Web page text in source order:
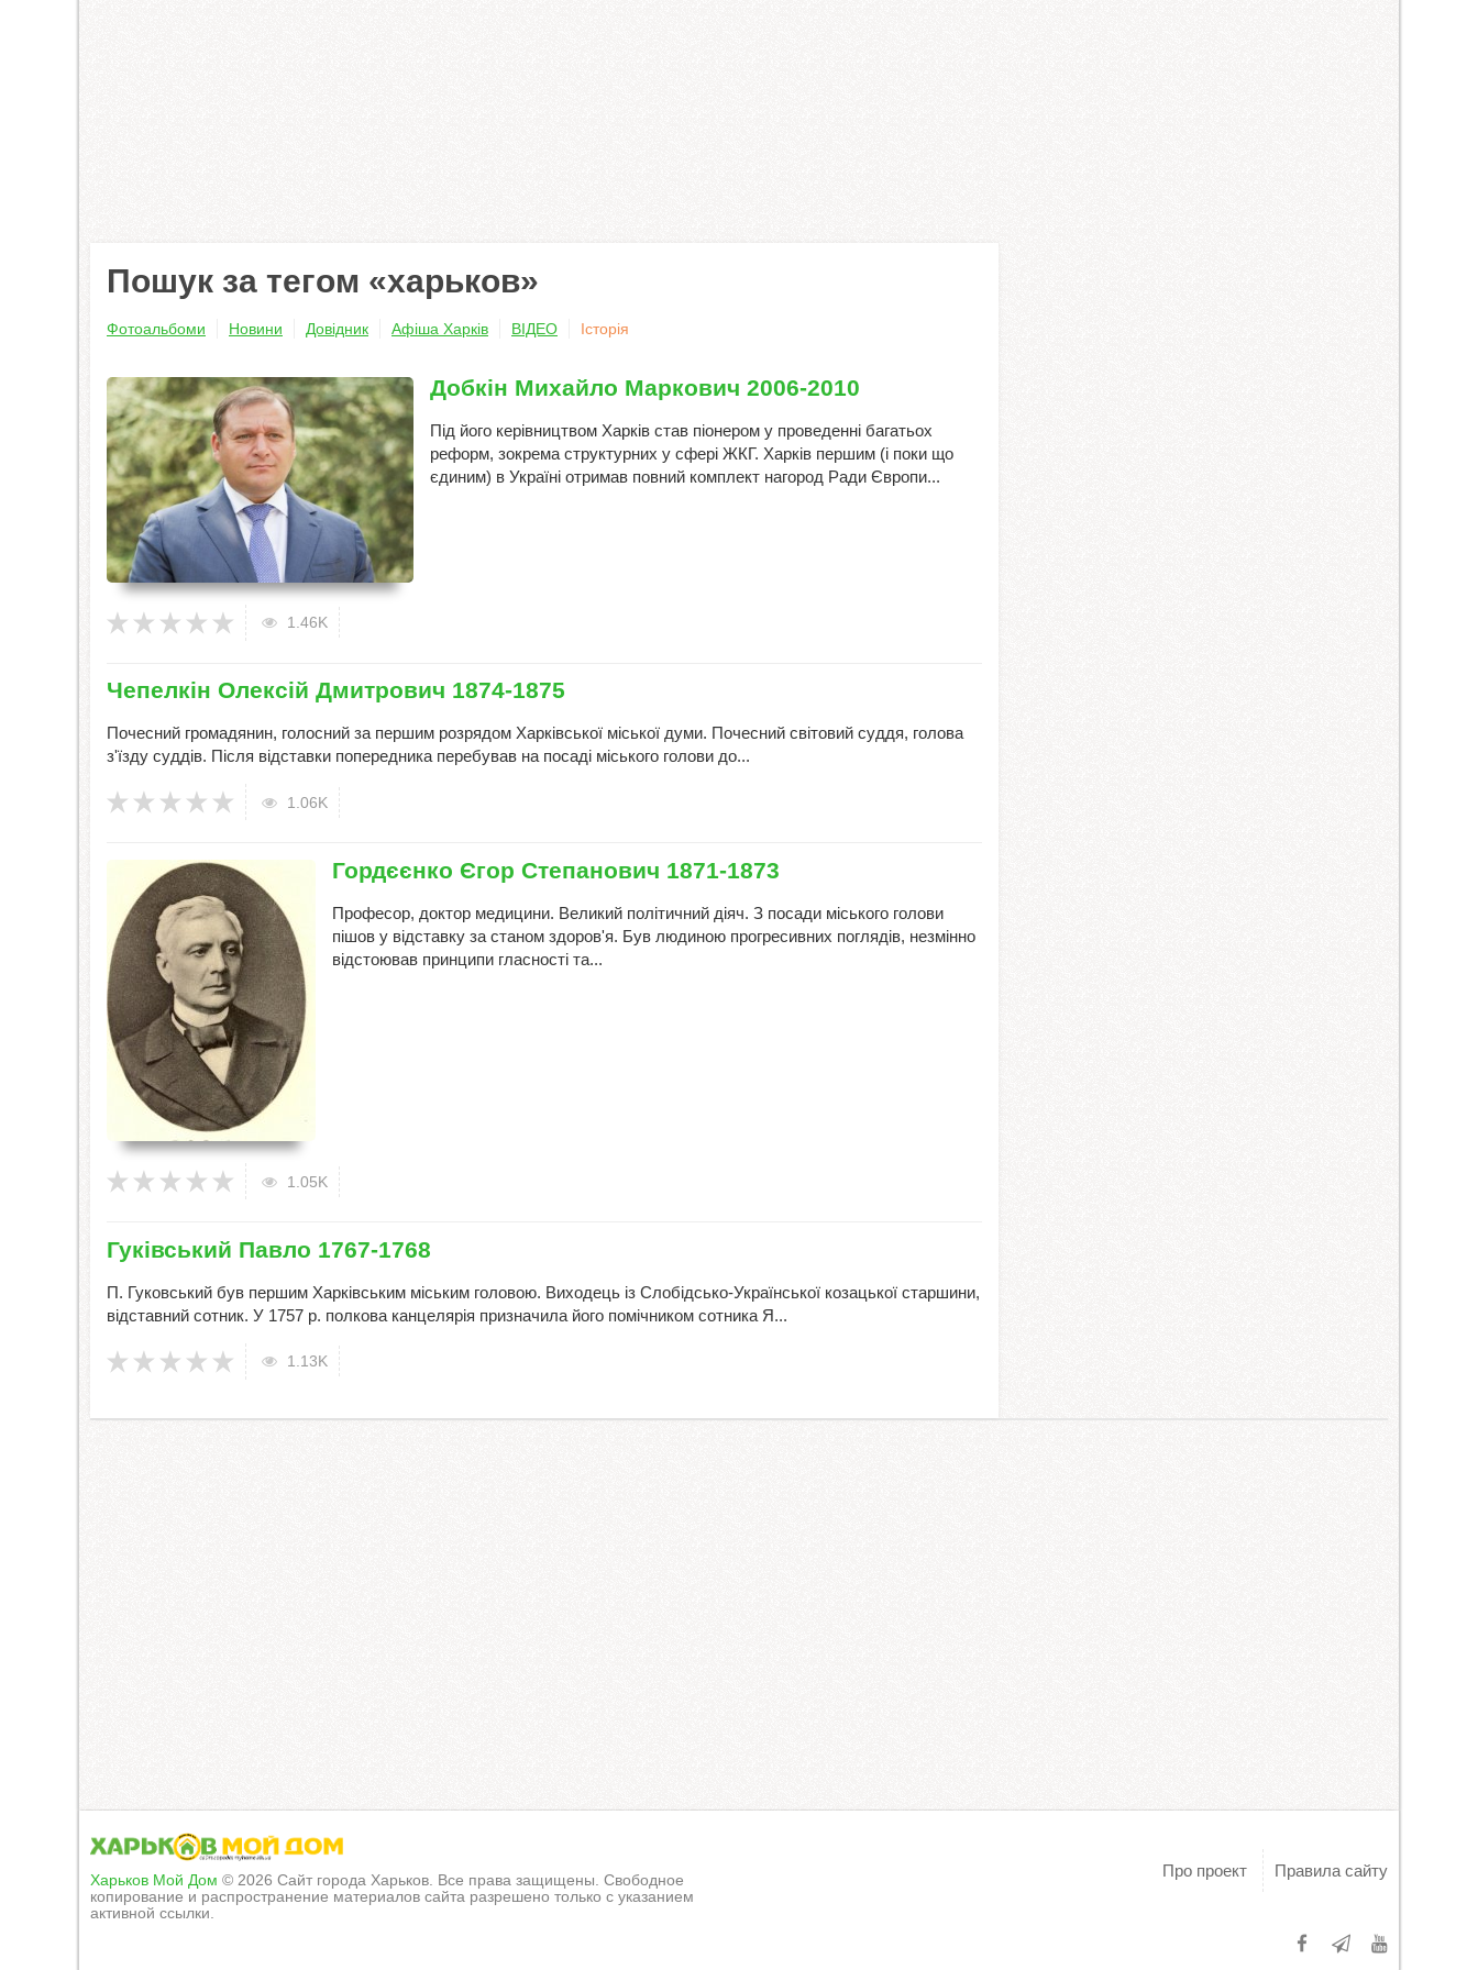
Пошук за тегом «харьков»
Фотоальбоми Новини Довідник Афіша Харків ВІДЕО Історія
Добкін Михайло Маркович 2006-2010
Під його керівництвом Харків став піонером у проведенні багатьох
реформ, зокрема структурних у сфері ЖКГ. Харків першим (і поки що
єдиним) в Україні отримав повний комплект нагород Ради Європи...
1.46K
Чепелкін Олексій Дмитрович 1874-1875
Почесний громадянин, голосний за першим розрядом Харківської міської думи. Почесний світовий суддя, голова
з'їзду суддів. Після відставки попередника перебував на посаді міського голови до...
1.06K
Гордєєнко Єгор Степанович 1871-1873
Професор, доктор медицини. Великий політичний діяч. З посади міського голови
пішов у відставку за станом здоров'я. Був людиною прогресивних поглядів, незмінно
відстоював принципи гласності та...
1.05K
Гуківський Павло 1767-1768
П. Гуковський був першим Харківським міським головою. Виходець із Слобідсько-Української козацької старшини,
відставний сотник. У 1757 р. полкова канцелярія призначила його помічником сотника Я...
1.13K
Про проект Правила сайту
Харьков Мой Дом © 2026 Сайт города Харьков. Все права защищены. Свободное
копирование и распространение материалов сайта разрешено только с указанием
активной ссылки.